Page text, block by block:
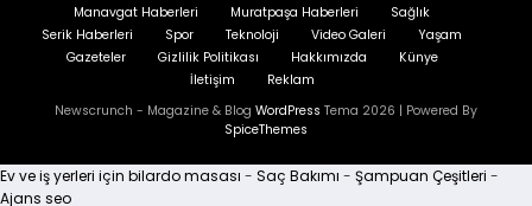
Manavgat Haberleri
Muratpaşa Haberleri
Sağlık
Serik Haberleri
Spor Teknoloji Video Galeri
Yaşam
Gazeteler
Gizlilik Politikası Hakkımızda
Künye
İletişim
Reklam
Newscrunch - Magazine & Blog WordPress Tema 2026 | Powered By
SpiceThemes
Ev ve iş yerleri için bilardo masası - Saç Bakımı - Şampuan Çeşitleri -
Ajans seo